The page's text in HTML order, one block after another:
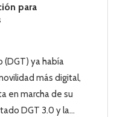
para
(DGT) ya había
más digital,
en marcha de su
DGT 3.0 y la…